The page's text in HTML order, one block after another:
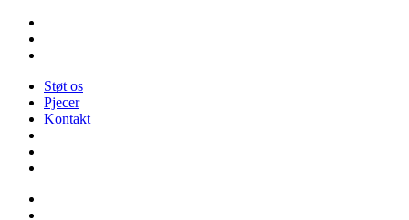
Videre
indhold
Støt os
Pjecer
Kontakt